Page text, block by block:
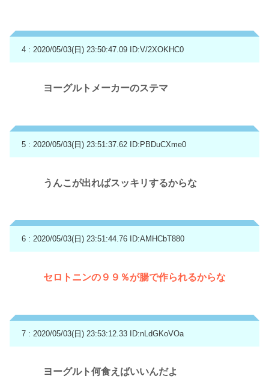
4 : 2020/05/03(日) 23:50:47.09 ID:V/2XOKHC0
ヨーグルトメーカーのステマ
5 : 2020/05/03(日) 23:51:37.62 ID:PBDuCXme0
うんこが出ればスッキリするからな
6 : 2020/05/03(日) 23:51:44.76 ID:AMHCbT880
セロトニンの９９％が腸で作られるからな
7 : 2020/05/03(日) 23:53:12.33 ID:nLdGKoVOa
ヨーグルト何食えばいいんだよ